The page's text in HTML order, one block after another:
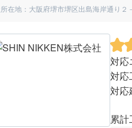
在地：大阪府堺市堺区出島海岸通り２
対応
対応
対応
累